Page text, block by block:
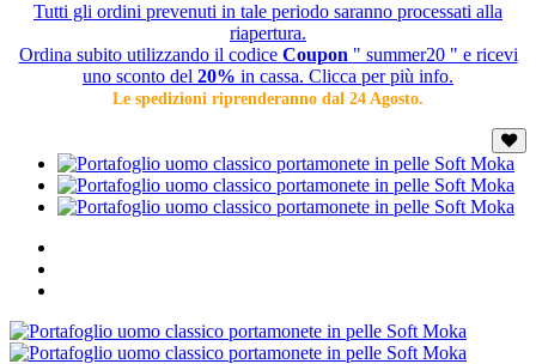
Tutti gli ordini prevenuti in tale periodo saranno processati alla
riapertura.
Ordina subito utilizzando il codice Coupon " summer20 " e ricevi
uno sconto del 20% in cassa. Clicca per più info.
Le spedizioni riprenderanno dal 24 Agosto.